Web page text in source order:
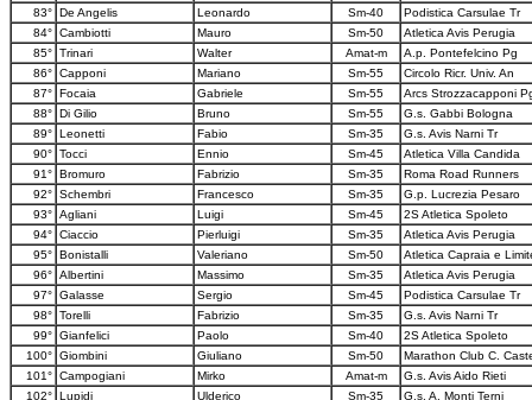
83° De Angelis Leonardo Sm-40
Podistica Carsulae Tr
84° Cambiotti Mauro Sm-50
Atletica Avis Perugia
85° Trinari Walter Amat-m
A.p. Pontefelcino Pg
86° Capponi Mariano Sm-55
Circolo Ricr. Univ. An
87° Focaia Gabriele Sm-55
Arcs Strozzacapponi
88° Di Gilio Bruno Sm-55
G.s. Gabbi Bologna
89° Leonetti Fabio Sm-35
G.s. Avis Narni Tr
90° Tocci Ennio Sm-45
Atletica Villa Candida
91° Bromuro Fabrizio Sm-35
Roma Road Runners
92° Schembri Francesco Sm-35
G.p. Lucrezia Pesaro
93° Agliani Luigi Sm-45
2S Atletica Spoleto
94° Ciaccio Pierluigi Sm-35
Atletica Avis Perugia
95° Bonistalli Valeriano Sm-50
Atletica Capraia e
96° Albertini Massimo Sm-35
Atletica Avis Perugia
97° Galasse Sergio Sm-45
Podistica Carsulae Tr
98° Torelli Fabrizio Sm-35
G.s. Avis Narni Tr
99° Gianfelici Paolo Sm-40
2S Atletica Spoleto
100° Giombini Giuliano Sm-50
Marathon Club C.
101° Campogiani Mirko Amat-m
G.s. Avis Aido Rieti
102° Lupidi Ulderico Sm-35
G.s. A. Monti Terni